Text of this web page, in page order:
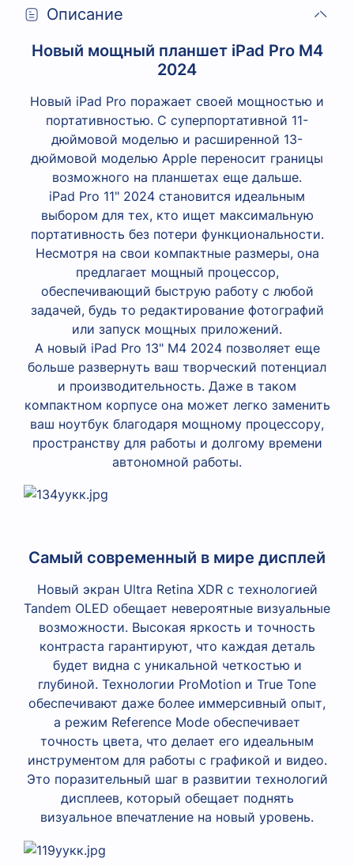
Описание
Новый мощный планшет iPad Pro М4
2024
Новый iPad Pro поражает своей мощностью и
портативностью. С суперпортативной 11-
дюймовой моделью и расширенной 13-
дюймовой моделью Apple переносит границы
возможного на планшетах еще дальше.
iPad Pro 11" 2024 становится идеальным
выбором для тех, кто ищет максимальную
портативность без потери функциональности.
Несмотря на свои компактные размеры, она
предлагает мощный процессор,
обеспечивающий быструю работу с любой
задачей, будь то редактирование фотографий
или запуск мощных приложений.
А новый iPad Pro 13" M4 2024 позволяет еще
больше развернуть ваш творческий потенциал
и производительность. Даже в таком
компактном корпусе она может легко заменить
ваш ноутбук благодаря мощному процессору,
пространству для работы и долгому времени
автономной работы.
Самый современный в мире дисплей
Новый экран Ultra Retina XDR с технологией
Tandem OLED обещает невероятные визуальные
возможности. Высокая яркость и точность
контраста гарантируют, что каждая деталь
будет видна с уникальной четкостью и
глубиной. Технологии ProMotion и True Tone
обеспечивают даже более иммерсивный опыт,
а режим Reference Mode обеспечивает
точность цвета, что делает его идеальным
инструментом для работы с графикой и видео.
Это поразительный шаг в развитии технологий
дисплеев, который обещает поднять
визуальное впечатление на новый уровень.